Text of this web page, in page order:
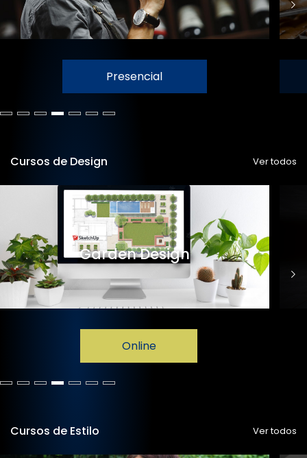
Presencial
Cursos de Design Ver todos
Garden Design
Online
Cursos de Estilo Ver todos